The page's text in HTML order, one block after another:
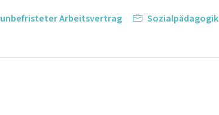
unbefristeter Arbeitsvertrag
Sozialpädagogik